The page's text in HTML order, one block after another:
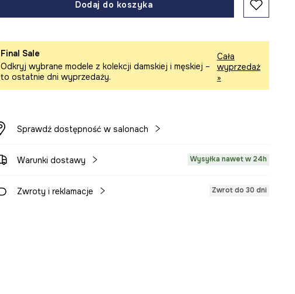
Dodaj do koszyka
Final Sale
Odkryj wybrane modele z kolekcji damskiej i męskiej –
to ostatnie dni wyprzedaży.
Cała
wyprzedaż
»
Sprawdź dostępność w salonach
Warunki dostawy Wysyłka nawet w 24h
Zwroty i reklamacje Zwrot do 30 dni